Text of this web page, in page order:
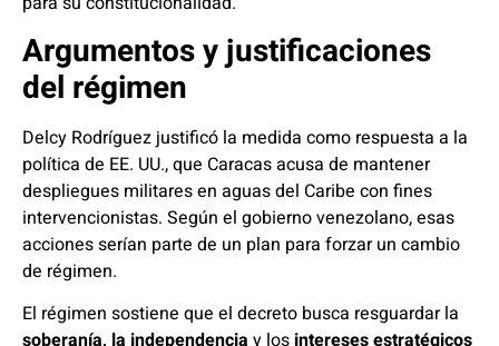
Argumentos y justificaciones
del régimen
Delcy Rodríguez justificó la medida como respuesta a la
política de EE. UU., que Caracas acusa de mantener
despliegues militares en aguas del Caribe con fines
intervencionistas. Según el gobierno venezolano, esas
acciones serían parte de un plan para forzar un cambio
de régimen.
El régimen sostiene que el decreto busca resguardar la
soberanía, la independencia y los intereses estratégicos